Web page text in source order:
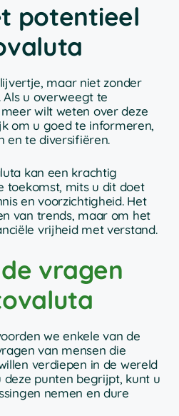
potentieel
maar niet zonder
Als u overweegt te
wilt weten over deze
om u goed te informeren,
en te diversifiëren.
kan een krachtig
toekomst, mits u dit doet
en voorzichtigheid. Het
van trends, maar om het
vrijheid met verstand.
vragen
we enkele van de
van mensen die
verdiepen in de wereld
deze punten begrijpt, kunt u
nemen en dure